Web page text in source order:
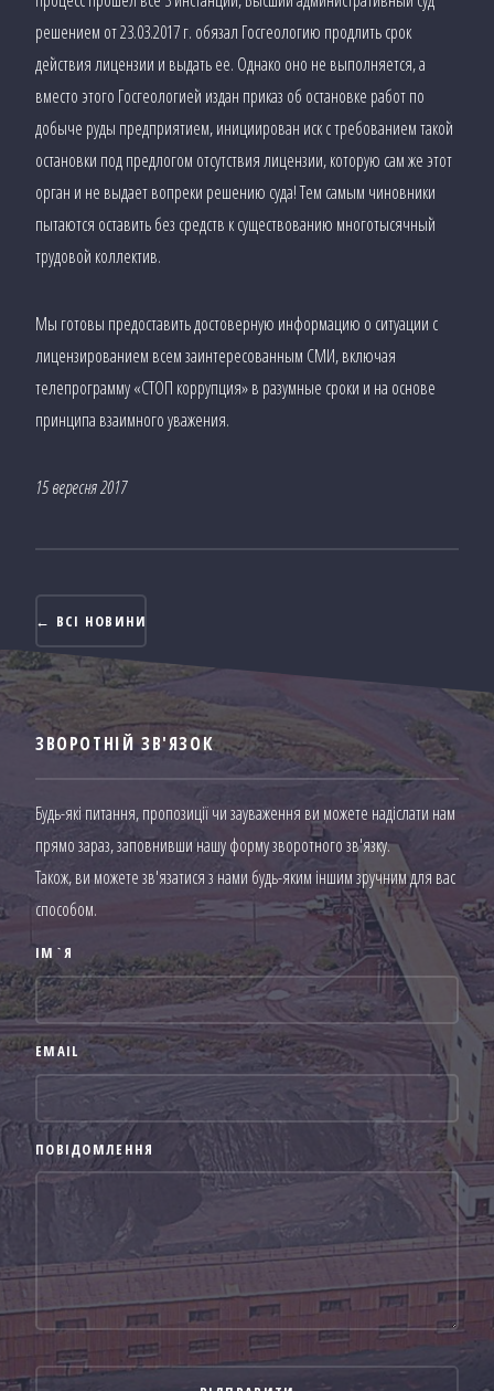
решением от 23.03.2017 г. обязал Госгеологию продлить срок
действия лицензии и выдать ее. Однако оно не выполняется, а
вместо этого Госгеологией издан приказ об остановке работ по
добыче руды предприятием, инициирован иск с требованием такой
остановки под предлогом отсутствия лицензии, которую сам же этот
орган и не выдает вопреки решению суда! Тем самым чиновники
пытаются оставить без средств к существованию многотысячный
трудовой коллектив.
Мы готовы предоставить достоверную информацию о ситуации с
лицензированием всем заинтересованным СМИ, включая
телепрограмму «СТОП коррупция» в разумные сроки и на основе
принципа взаимного уважения.
15 вересня 2017
← ВСІ НОВИНИ
ЗВОРОТНІЙ ЗВ'ЯЗОК
Будь-які питання, пропозиції чи зауваження ви можете надіслати нам
прямо зараз, заповнивши нашу форму зворотного зв'язку.
Також, ви можете зв'язатися з нами будь-яким іншим зручним для вас
способом.
ІМ`Я
EMAIL
ПОВІДОМЛЕННЯ